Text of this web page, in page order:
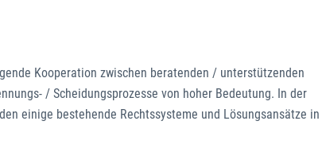
Kooperation zwischen beratenden / unterstützenden
/ Scheidungsprozesse von hoher Bedeutung. In der
einige bestehende Rechtssysteme und Lösungsansätze in